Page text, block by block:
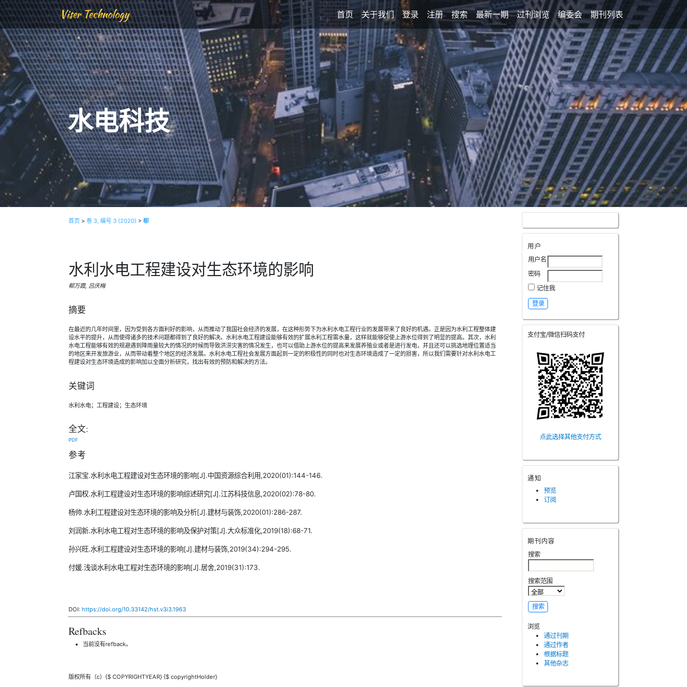
Viser Technology 首页 关于我们 登录 注册 搜索 最新一期 过刊浏览 编委会 期刊列表
水电科技
用户
用户名
密码
记住我
支付宝/微信扫码支付
点此选择其他支付方式
通知
预览
订阅
期刊内容
搜索
搜索范围
浏览
通过刊期
通过作者
根据标题
其他杂志
首页 >卷 3, 编号 3 (2020) >郗
水利水电工程建设对生态环境的影响
郗万霞, 吕庆梅
摘要
在最近的几年时间里，因为受到各方面利好的影响，从而推动了我国社会经济的发展，在这种形势下为水利水电工程行业的发展带来了良好的机遇。正是因为水利工程整体建
设水平的提升，从而使得诸多的技术问题都得到了良好的解决。水利水电工程建设能够有效的扩展水利工程需水量，这样就能够促使上游水位得到了明显的提高。其次，水利
水电工程能够有效的规避遇到降雨量较大的情况的时候而导致洪涝灾害的情况发生，也可以借助上游水位的提高来发展养殖业或者是进行发电，并且还可以挑选地理位置适当
的地区来开发旅游业，从而带动着整个地区的经济发展。水利水电工程社会发展方面起到一定的积极性的同时也对生态环境造成了一定的损害，所以我们需要针对水利水电工
程建设对生态环境造成的影响加以全面分析研究，找出有效的预防和解决的方法。
关键词
水利水电；工程建设；生态环境
全文:
PDF
参考
江家宝.水利水电工程建设对生态环境的影响[J].中国资源综合利用,2020(01):144-146.
卢国权.水利工程建设对生态环境的影响综述研究[J].江苏科技信息,2020(02):78-80.
杨帅.水利工程建设对生态环境的影响及分析[J].建材与装饰,2020(01):286-287.
刘润新.水利水电工程对生态环境的影响及保护对策[J].大众标准化,2019(18):68-71.
孙兴旺.水利工程建设对生态环境的影响[J].建材与装饰,2019(34):294-295.
付媛.浅谈水利水电工程对生态环境的影响[J].居舍,2019(31):173.
DOI:https://doi.org/10.33142/hst.v3i3.1963
Refbacks
当前没有refback。
版权所有（c）{$ COPYRIGHTYEAR} {$ copyrightHolder}